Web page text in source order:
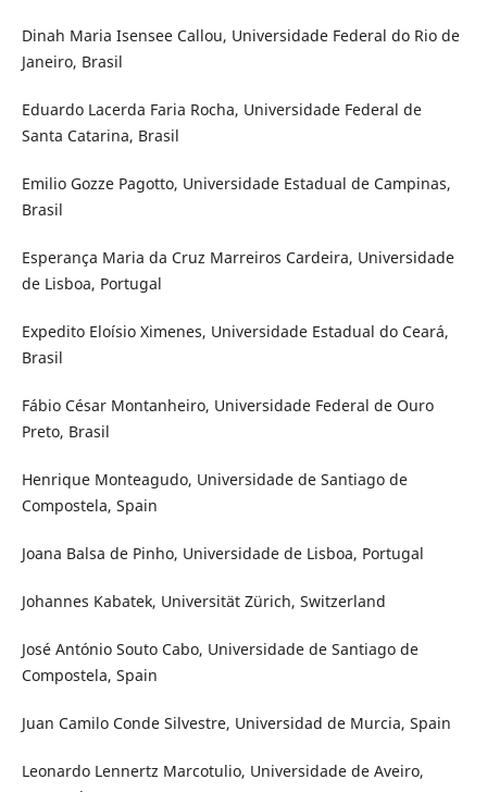
Dinah Maria Isensee Callou, Universidade Federal do Rio de
Janeiro, Brasil
Eduardo Lacerda Faria Rocha, Universidade Federal de
Santa Catarina, Brasil
Emilio Gozze Pagotto, Universidade Estadual de Campinas,
Brasil
Esperança Maria da Cruz Marreiros Cardeira, Universidade
de Lisboa, Portugal
Expedito Eloísio Ximenes, Universidade Estadual do Ceará,
Brasil
Fábio César Montanheiro, Universidade Federal de Ouro
Preto, Brasil
Henrique Monteagudo, Universidade de Santiago de
Compostela, Spain
Joana Balsa de Pinho, Universidade de Lisboa, Portugal
Johannes Kabatek, Universität Zürich, Switzerland
José António Souto Cabo, Universidade de Santiago de
Compostela, Spain
Juan Camilo Conde Silvestre, Universidad de Murcia, Spain
Leonardo Lennertz Marcotulio, Universidade de Aveiro,